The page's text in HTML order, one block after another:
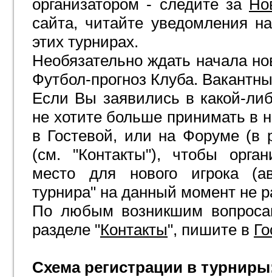
организатором - следите за
сайта, читайте уведомления
этих турнирах.
Необязательно ждать начала
Футбол-прогноз Клуба.
Если Вы заявились в какой-
не хотите больше принимать в
в Гостевой, или на Форуме (в
(см. "Контакты"), чтобы
место для нового игрока
турнира" на данный момент не
По любым возникшим
разделе "Контакты", пишите в
Схема регистрации в